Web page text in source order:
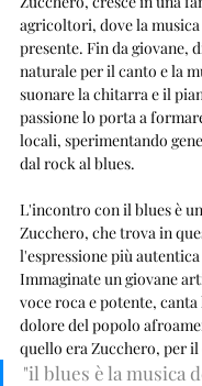
agricoltori, dove la musica
presente. Fin da giovane,
naturale per il canto e la
suonare la chitarra e il
passione lo porta a
locali, sperimentando
dal rock al blues.
L'incontro con il blues è
Zucchero, che trova in
l'espressione più
Immaginate un giovane
voce roca e potente,
dolore del popolo
quello era Zucchero, per il
"il blues è la musica